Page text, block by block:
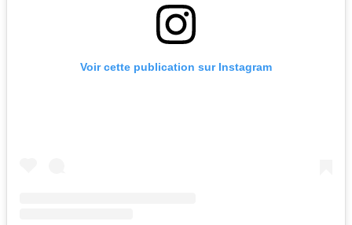
Voir cette publication sur Instagram